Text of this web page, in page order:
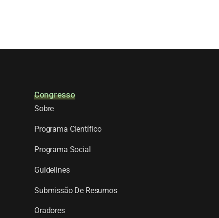
Congresso
Sobre
Programa Científico
Programa Social
Guidelines
Submissão De Resumos
Oradores